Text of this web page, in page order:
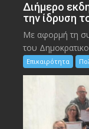
Διήμερο
την ίδρυση
Με αφορμή τη
του
Επικαιρότητα